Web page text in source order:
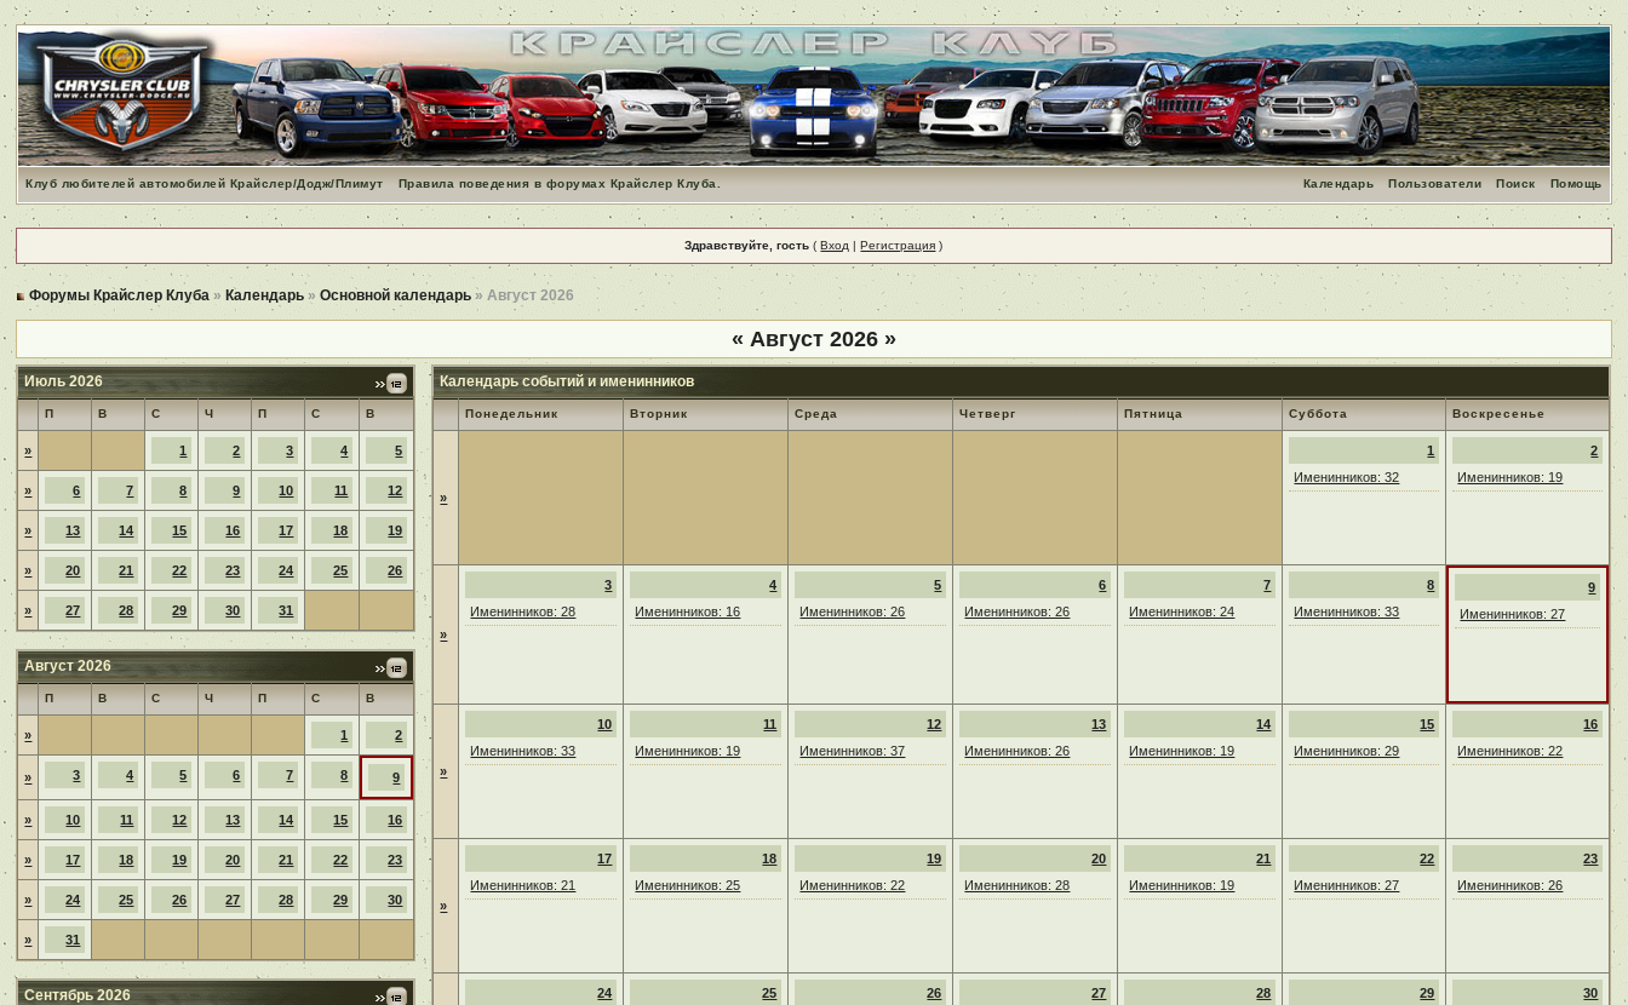
Клуб любителей автомобилей Крайслер/Додж/Плимут Правила поведения в форумах Крайслер Клуба. Помощь
Поиск
Пользователи
Календарь
Здравствуйте, гость (Вход |Регистрация )
Форумы Крайслер Клуба »Календарь »Основной календарь » Август 2026
« Август 2026 »
Июль 2026
П В С Ч П С В
» 1 2 3 4 5
» 6 7 8 9 10 11 12
» 13 14 15 16 17 18 19
» 20 21 22 23 24 25 26
» 27 28 29 30 31
Август 2026
П В С Ч П С В
» 1 2
» 3 4 5 6 7 8 9
» 10 11 12 13 14 15 16
» 17 18 19 20 21 22 23
» 24 25 26 27 28 29 30
» 31
Сентябрь 2026
Календарь событий и именинников
Понедельник Вторник Среда Четверг Пятница Суббота Воскресенье
»
1
Именинников: 32
2
Именинников: 19
»
3
Именинников: 28
4
Именинников: 16
5
Именинников: 26
6
Именинников: 26
7
Именинников: 24
8
Именинников: 33
9
Именинников: 27
»
10
Именинников: 33
11
Именинников: 19
12
Именинников: 37
13
Именинников: 26
14
Именинников: 19
15
Именинников: 29
16
Именинников: 22
»
17
Именинников: 21
18
Именинников: 25
19
Именинников: 22
20
Именинников: 28
21
Именинников: 19
22
Именинников: 27
23
Именинников: 26
24
25
26
27
28
29
30